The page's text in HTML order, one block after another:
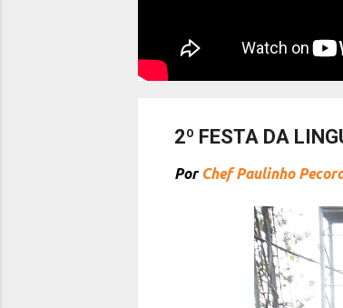
2º FESTA DA
Por Chef Paulinho